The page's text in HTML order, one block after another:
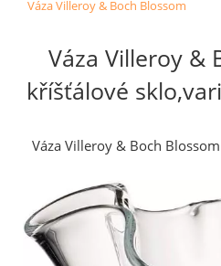
Váza Villeroy & Boch Blossom
Váza Villeroy &
kříšťálové
Váza Villeroy & Boch Blossom